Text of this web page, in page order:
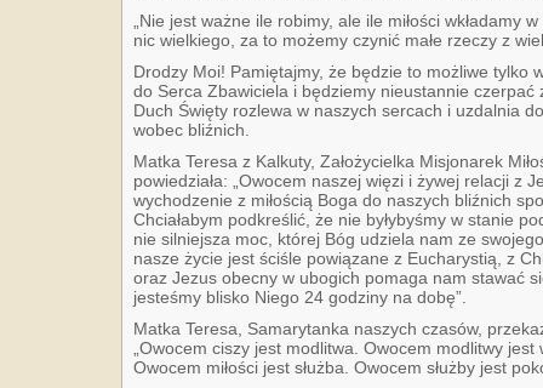
„Nie jest ważne ile robimy, ale ile miłości wkładamy
nic wielkiego, za to możemy czynić małe rzeczy z
Drodzy Moi! Pamiętajmy, że będzie to możliwe tylko
do Serca Zbawiciela i będziemy nieustannie czerpać
Duch Święty rozlewa w naszych sercach i uzdalnia do
wobec bliźnich.
Matka Teresa z Kalkuty, Założycielka Misjonarek
powiedziała: „Owocem naszej więzi i żywej relacji z
wychodzenie z miłością Boga do naszych bliźnich
Chciałabym podkreślić, że nie byłybyśmy w stanie
nie silniejsza moc, której Bóg udziela nam ze
nasze życie jest ściśle powiązane z Eucharystią, z
oraz Jezus obecny w ubogich pomaga nam stawać
jesteśmy blisko Niego 24 godziny na dobę”.
Matka Teresa, Samarytanka naszych czasów,
„Owocem ciszy jest modlitwa. Owocem modlitwy
Owocem miłości jest służba. Owocem służby jest